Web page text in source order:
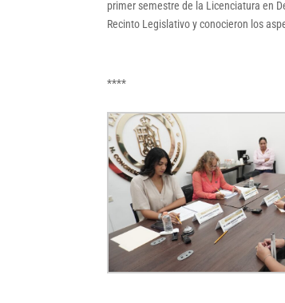
primer semestre de la Licenciatura en
Recinto Legislativo y conocieron los
****